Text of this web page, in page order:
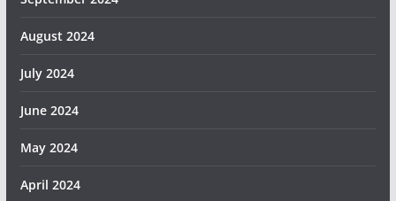
August 2024
July 2024
June 2024
May 2024
April 2024